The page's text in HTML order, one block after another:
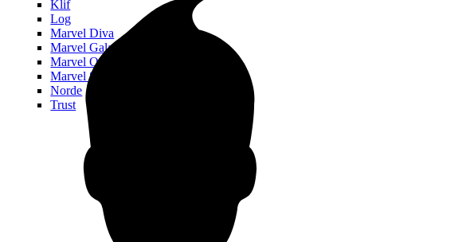
Klif
Log
Marvel Diva
Marvel Gala
Marvel Onyx
Marvel Stone
Norde
Trust